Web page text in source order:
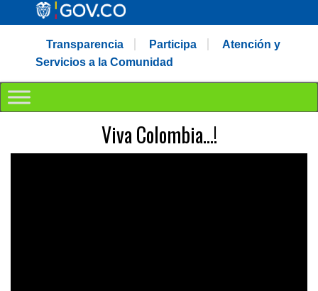
Transparencia Participa
Atención y
Servicios a la Comunidad
Viva Colombia…!